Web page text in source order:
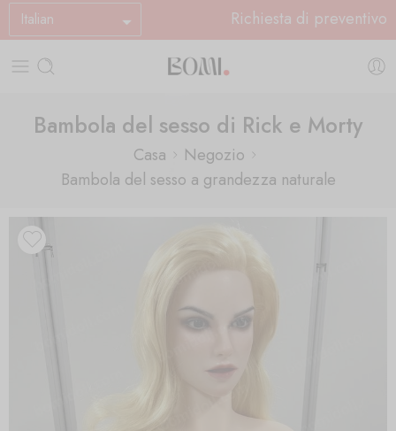
Italian Richiesta di preventivo
Bambola del sesso di Rick e Morty
Casa
Negozio
Bambola del sesso a grandezza naturale